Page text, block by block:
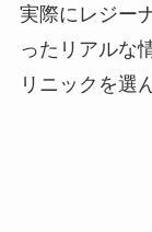
実際にレジー
ったリアルな
リニックを選